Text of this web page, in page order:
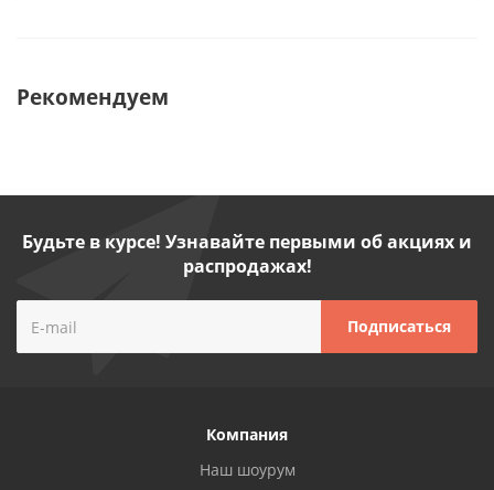
Рекомендуем
Будьте в курсе! Узнавайте первыми об акциях и
распродажах!
Компания
Наш шоурум